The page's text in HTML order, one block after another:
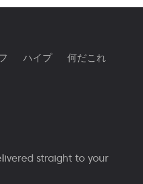
ハイプ 何だこれ
straight to your